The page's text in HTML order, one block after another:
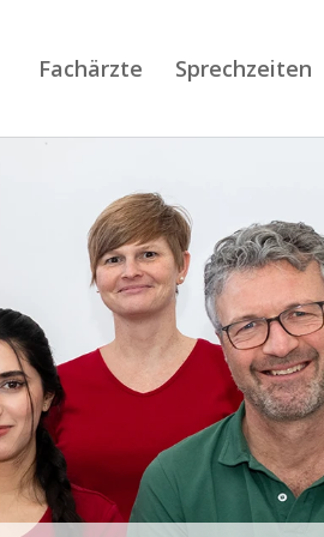
Fachärzte Sprechzeiten